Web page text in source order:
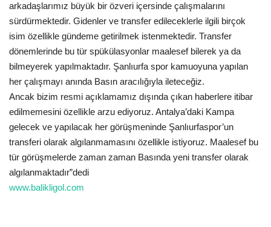
Sağlık
İletişim
Kültür Sanat
arkadaşlarımız büyük bir özveri içersinde çalışmalarını
sürdürmektedir. Gidenler ve transfer edileceklerle ilgili birçok
isim özellikle gündeme getirilmek istenmektedir. Transfer
dönemlerinde bu tür spükülasyonlar maalesef bilerek ya da
bilmeyerek yapılmaktadır. Şanlıurfa spor kamuoyuna yapılan
her çalışmayı anında Basın aracılığıyla ileteceğiz.
Ancak bizim resmi açıklamamız dışında çıkan haberlere itibar
edilmemesini özellikle arzu ediyoruz. Antalya’daki Kampa
gelecek ve yapılacak her görüşmeninde Şanlıurfaspor’un
transferi olarak algılanmamasını özellikle istiyoruz. Maalesef bu
tür görüşmelerde zaman zaman Basında yeni transfer olarak
algılanmaktadır”dedi
www.balikligol.com